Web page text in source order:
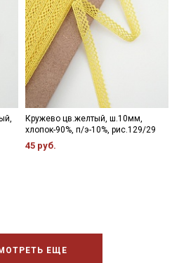
Кружево цв.желтый, ш.10мм,
хлопок-90%, п/э-10%, рис.129/29
45 руб.
ЕЩЕ